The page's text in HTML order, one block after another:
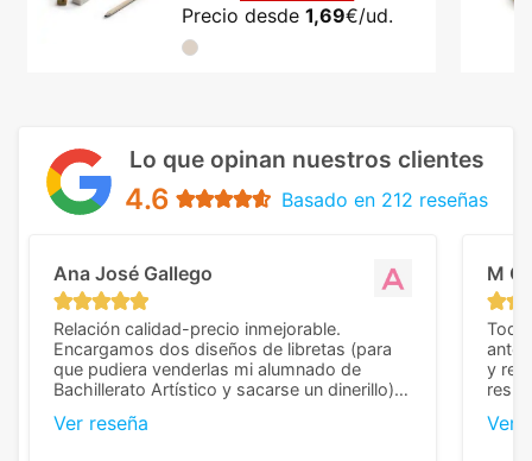
Precio desde 1,69€/ud.
Lo que opinan nuestros clientes
4.6 Basado en 212 reseñas
Ana José Gallego
Relación calidad-precio inmejorable.
Encargamos dos diseños de libretas (para
que pudiera venderlas mi alumnado de
Bachillerato Artístico y sacarse un dinerillo) y
diferencia, con libretas de muy buena calidad
Ver reseña
M C
Todo
y
Ver